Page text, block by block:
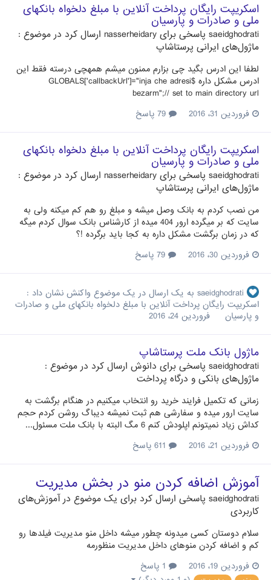
اسکریپت رایگان پرداخت آنلاین با مبلغ دلخواه بانکهای
ملی و صادرات و پارسیان
saeidghodrati پاسخی برای nasserheidary ارسال کرد در موضوع :
ماژول‌های ایرانی پرستاشاپ
لطفا این ادرس بگید چی بزارم ممنون میشم همهچی درسته فقط این
ادرس مشکل داره $GLOBALS['callbackUrl']="inja che adresi
bezarm";// set to main directory url
فروردین 31، 2016
اسکریپت رایگان پرداخت آنلاین با مبلغ دلخواه بانکهای
ملی و صادرات و پارسیان
saeidghodrati پاسخی برای nasserheidary ارسال کرد در موضوع :
ماژول‌های ایرانی پرستاشاپ
من نصب کردم به بانک وصل میشه و مبلغ رو هم کم میکنه ولی به
سایت که بر میگرده ارور 404 میده از کارشناس بانک سوال کردم میگه
که در زمان برگشت مشکل داره به کجا باید برگرده !؟
فروردین 30، 2016
saeidghodrati به یک ارسال در یک موضوع واکنش نشان داد :
اسکریپت رایگان پرداخت آنلاین با مبلغ دلخواه بانکهای ملی و صادرات
و پارسیان
فروردین 24، 2016
ماژول بانک ملت پرستاشاپ
saeidghodrati پاسخی برای دانوش ارسال کرد در موضوع :
ماژول‌های بانکی و درگاه پرداخت
زمانی که تکمیل فرایند خرید رو انتخاب میکنیم در هنگام برگشت به
سایت ارور میده و سفارشی هم ثبت نمیشه دیباگ روشن کردم حجم
کداش زیاد نمیتونم اپلودش کنم 6 مگ البته با بانک ملت مسئول...
فروردین 21، 2016
آموزش اضافه کردن منو در بخش مدیریت
saeidghodrati پاسخی ارسال کرد برای یک موضوع درآموزش‌های
کاربردی
سلام دوستان کسی میدونه چطور میشه داخل منو مدیریت فیلدها رو
کم و اضافه کردن منوهای داخل مدیریت منظورمه
فروردین 19، 2016